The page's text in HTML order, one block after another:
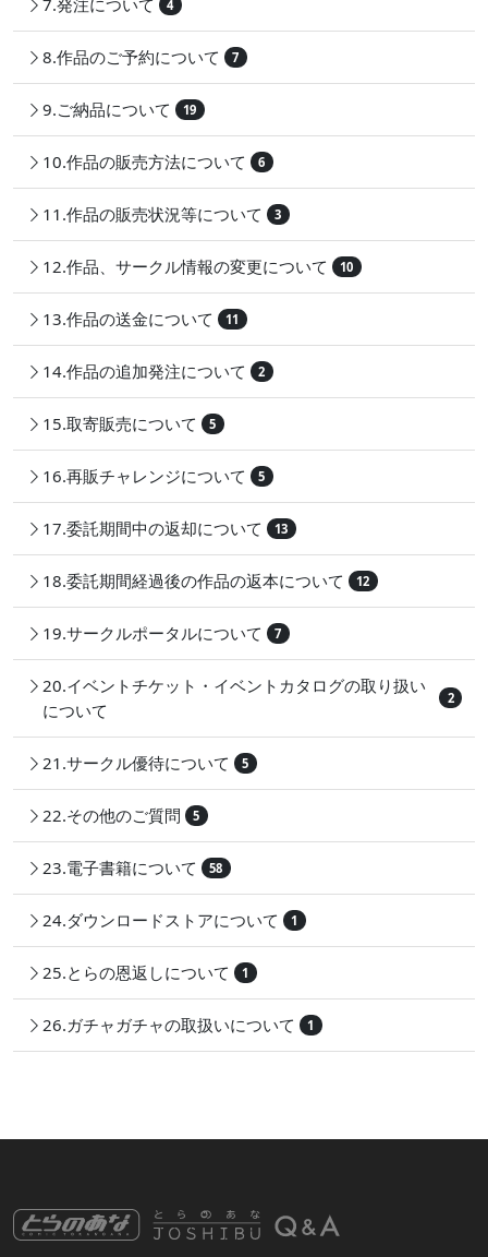
4
8.作品のご予約について 7
9.ご納品について 19
10.作品の販売方法について 6
11.作品の販売状況等について 3
12.作品、サークル情報の変更について 10
13.作品の送金について 11
14.作品の追加発注について 2
15.取寄販売について 5
16.再販チャレンジについて 5
17.委託期間中の返却について 13
18.委託期間経過後の作品の返本について 12
19.サークルポータルについて 7
20.イベントチケット・イベントカタログの取り扱い
について
2
21.サークル優待について 5
22.その他のご質問 5
23.電子書籍について 58
24.ダウンロードストアについて 1
25.とらの恩返しについて 1
26.ガチャガチャの取扱いについて 1